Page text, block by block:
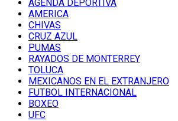
AGENDA DEPORTIVA
AMERICA
CHIVAS
CRUZ AZUL
PUMAS
RAYADOS DE MONTERREY
TOLUCA
MEXICANOS EN EL EXTRANJERO
FUTBOL INTERNACIONAL
BOXEO
UFC